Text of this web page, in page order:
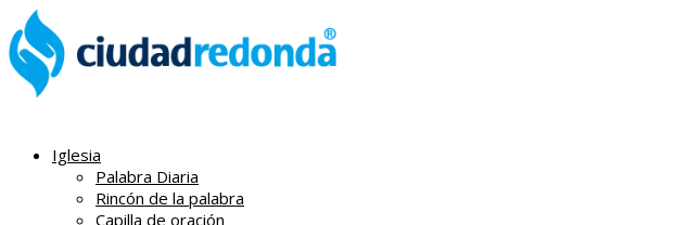
Iglesia
Palabra Diaria
Rincón de la palabra
Capilla de oración